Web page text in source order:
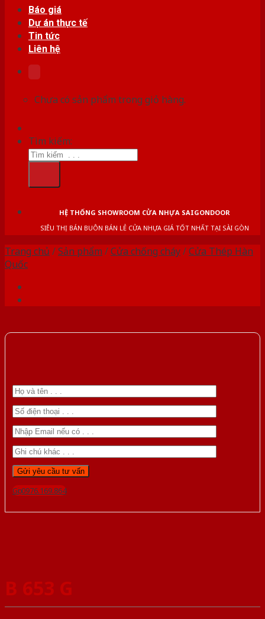
Báo giá
Dự án thực tế
Tin tức
Liên hệ
Chưa có sản phẩm trong giỏ hàng.
Tìm kiếm:
HỆ THỐNG SHOWROOM CỬA NHỰA SAIGONDOOR
SIÊU THỊ BÁN BUÔN BÁN LẺ CỬA NHỰA GIÁ TỐT NHẤT TẠI SÀI GÒN
Trang chủ /Sản phẩm /Cửa chống cháy/Cửa Thép Hàn
Quốc
Gọi 0976.169.864
B 653 G